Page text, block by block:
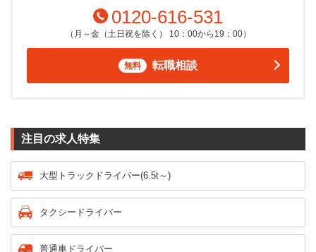
0120-616-531
（月～金（土日祝を除く） 10：00から19：00）
無料 転職相談
注目の求人特集
大型トラックドライバー(6.5t～)
タクシードライバー
普通車ドライバー